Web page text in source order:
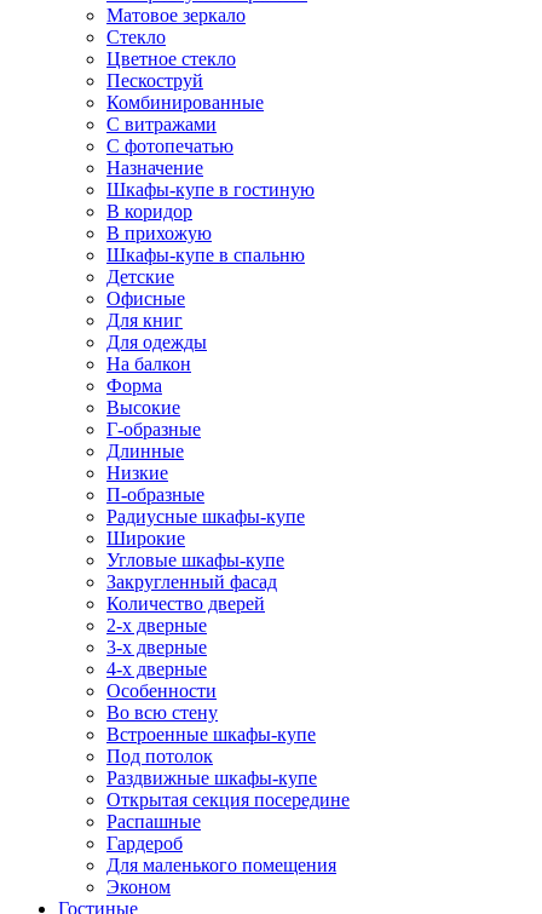
Матовое зеркало
Стекло
Цветное стекло
Пескоструй
Комбинированные
С витражами
С фотопечатью
Назначение
Шкафы-купе в гостиную
В коридор
В прихожую
Шкафы-купе в спальню
Детские
Офисные
Для книг
Для одежды
На балкон
Форма
Высокие
Г-образные
Длинные
Низкие
П-образные
Радиусные шкафы-купе
Широкие
Угловые шкафы-купе
Закругленный фасад
Количество дверей
2-х дверные
3-х дверные
4-х дверные
Особенности
Во всю стену
Встроенные шкафы-купе
Под потолок
Раздвижные шкафы-купе
Открытая секция посередине
Распашные
Гардероб
Для маленького помещения
Эконом
Гостиные